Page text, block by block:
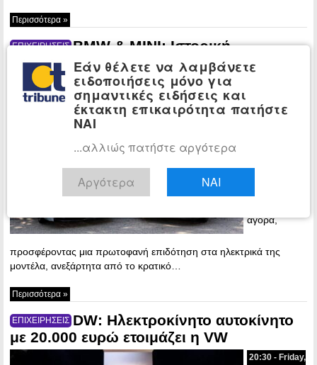
Περισσότερα »
ΕΠΙΧΕΙΡΗΣΕΙΣ BMW & MINI: Ιστορική
επιδότηση στα ηλεκτρικά τους μοντέλα –
Όφελος έως 21.000 ευρώ!
Saturday, 8
αγορά,
προσφέροντας μια πρωτοφανή επιδότηση στα ηλεκτρικά της
μοντέλα, ανεξάρτητα από το κρατικό…
Περισσότερα »
ΕΠΙΧΕΙΡΗΣΕΙΣ DW: Ηλεκτροκίνητο αυτοκίνητο
με 20.000 ευρώ ετοιμάζει η VW
20:30 - Friday,
Εάν θέλετε να λαμβάνετε
ειδοποιήσεις μόνο για
σημαντικές ειδήσεις και
έκτακτη επικαιρότητα πατήστε
ΝΑΙ
...αλλιώς πατήστε αργότερα
Αργότερα ΝΑΙ